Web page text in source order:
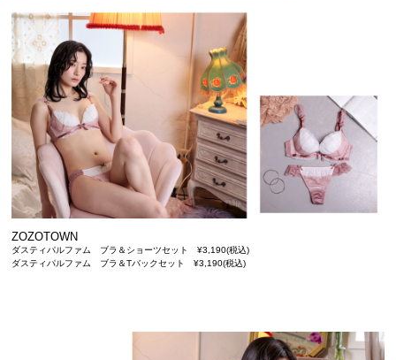
ZOZOTOWN
ダスティパルファム ブラ＆ショーツセット ¥3,190(税込)
ダスティパルファム ブラ＆Tバックセット ¥3,190(税込)